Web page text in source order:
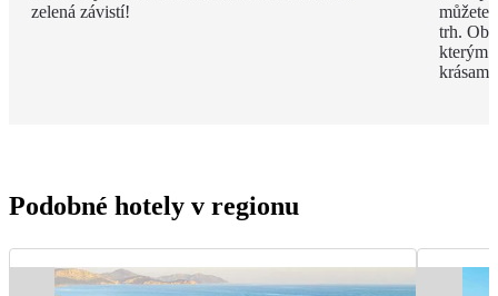
zelená závistí!
můžete
trh.
kterým
Podobné hotely v regionu